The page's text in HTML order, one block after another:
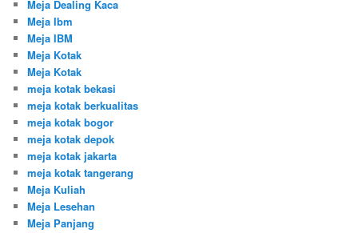
Meja Dealing Kaca
Meja Ibm
Meja IBM
Meja Kotak
Meja Kotak
meja kotak bekasi
meja kotak berkualitas
meja kotak bogor
meja kotak depok
meja kotak jakarta
meja kotak tangerang
Meja Kuliah
Meja Lesehan
Meja Panjang